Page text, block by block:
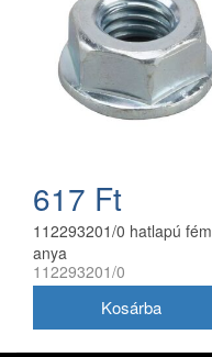
617 Ft
112293201/0 hatlapú fém
anya
112293201/0